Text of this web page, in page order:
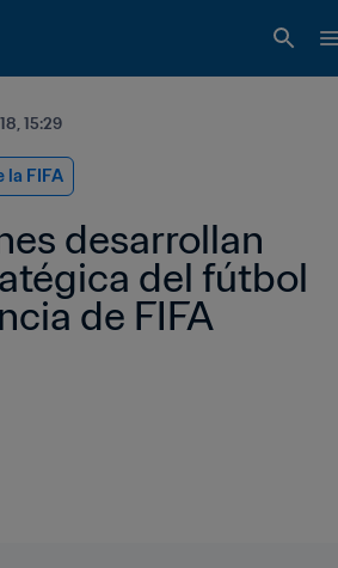
15:29
la FIFA
desarrollan
del fútbol
de FIFA